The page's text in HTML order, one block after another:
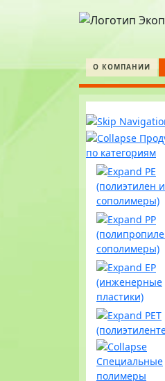
О КОМПАНИИ